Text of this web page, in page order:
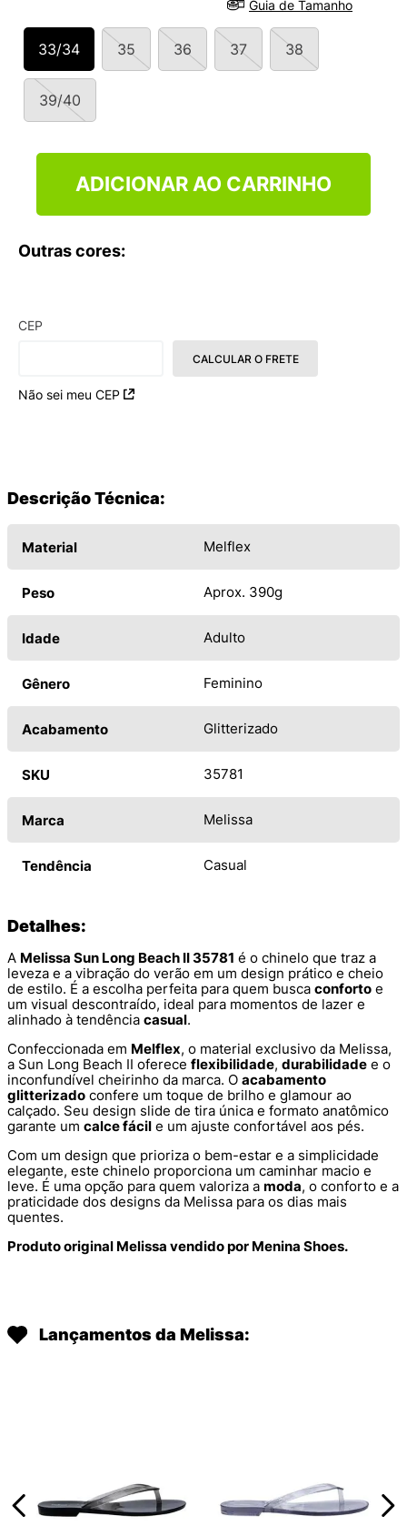
Guia de Tamanho
33/34 35 36 37 38
39/40
ADICIONAR AO CARRINHO
Outras cores:
CEP
Não sei meu CEP
CALCULAR O FRETE
Descrição Técnica:
Material Melflex
Peso Aprox. 390g
Idade Adulto
Gênero Feminino
Acabamento Glitterizado
SKU 35781
Marca Melissa
Tendência Casual
Detalhes:
A Melissa Sun Long Beach II 35781 é o chinelo que traz a
leveza e a vibração do verão em um design prático e cheio
de estilo. É a escolha perfeita para quem busca conforto e
um visual descontraído, ideal para momentos de lazer e
alinhado à tendência casual.
Confeccionada em Melflex, o material exclusivo da Melissa,
a Sun Long Beach II oferece flexibilidade, durabilidade e o
inconfundível cheirinho da marca. O acabamento
glitterizado confere um toque de brilho e glamour ao
calçado. Seu design slide de tira única e formato anatômico
garante um calce fácil e um ajuste confortável aos pés.
Com um design que prioriza o bem-estar e a simplicidade
elegante, este chinelo proporciona um caminhar macio e
leve. É uma opção para quem valoriza a moda, o conforto e a
praticidade dos designs da Melissa para os dias mais
quentes.
Produto original Melissa vendido por Menina Shoes.
Lançamentos da Melissa:
10º VEJA COUNTRY